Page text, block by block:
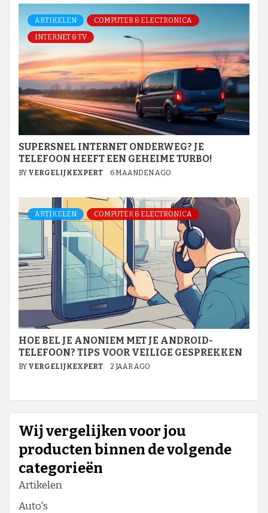
ARTIKELEN
COMPUTER & ELECTRONICA
INTERNET & TV
SUPERSNEL INTERNET ONDERWEG? JE
TELEFOON HEEFT EEN GEHEIME TURBO!
BY VERGELIJKEXPERT 6 MAANDEN AGO
ARTIKELEN COMPUTER & ELECTRONICA
HOE BEL JE ANONIEM MET JE ANDROID-
TELEFOON? TIPS VOOR VEILIGE GESPREKKEN
BY VERGELIJKEXPERT 2 JAAR AGO
Wij vergelijken voor jou
producten binnen de volgende
categorieën
Artikelen
Auto's